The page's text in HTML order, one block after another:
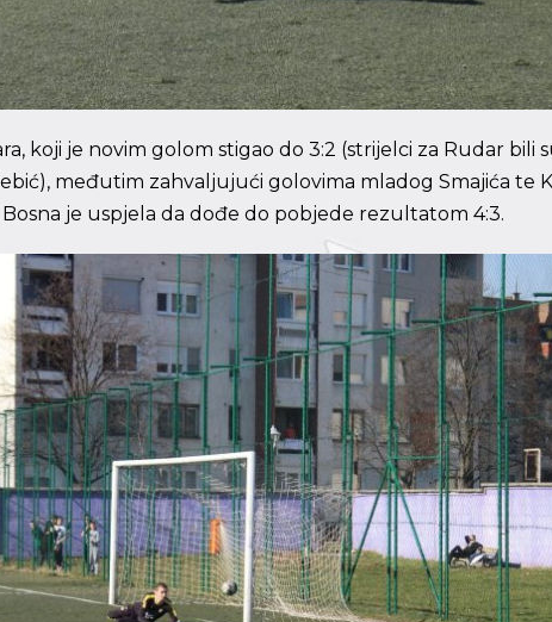
koji je novim golom stigao do 3:2 (strijelci za Rudar bili
međutim zahvaljujući golovima mladog Smajića te
je uspjela da dođe do pobjede rezultatom 4:3.